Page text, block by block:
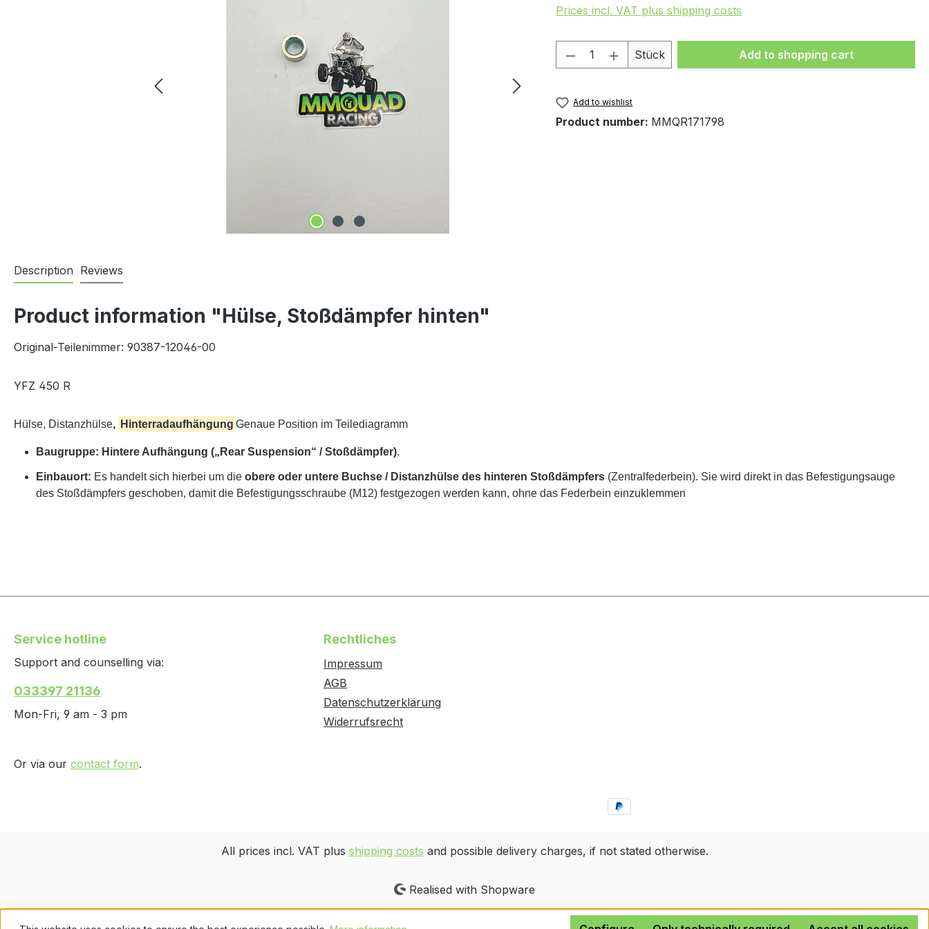
Prices incl. VAT plus shipping costs
Product Quantity: Enter the desired amount
Stück Add to shopping cart
Add to wishlist
Product number: MMQR171798
Description Reviews
Product information "Hülse, Stoßdämpfer hinten"
Original-Teilenimmer: 90387-12046-00
YFZ 450 R
Hülse, Distanzhülse, Hinterradaufhängung Genaue Position im Teilediagramm
Baugruppe: Hintere Aufhängung („Rear Suspension“ / Stoßdämpfer).
Einbauort: Es handelt sich hierbei um die obere oder untere Buchse / Distanzhülse des hinteren Stoßdämpfers (Zentralfederbein). Sie wird direkt in das Befestigungsauge
des Stoßdämpfers geschoben, damit die Befestigungsschraube (M12) festgezogen werden kann, ohne das Federbein einzuklemmen
Service hotline
Support and counselling via:
033397 21136
Mon-Fri, 9 am - 3 pm
Or via our contact form.
Rechtliches
Impressum
AGB
Datenschutzerklärung
Widerrufsrecht
All prices incl. VAT plus shipping costs and possible delivery charges, if not stated otherwise.
Realised with Shopware